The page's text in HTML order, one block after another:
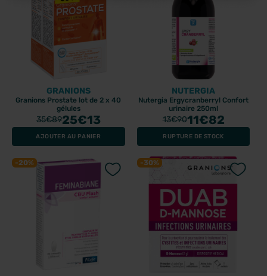
GRANIONS
Granions Prostate lot de 2 x 40
gélules
35€8925€13
AJOUTER AU PANIER
NUTERGIA
Nutergia Ergycranberryl Confort
urinaire 250ml
13€9011€82
RUPTURE DE STOCK
-20% -30%